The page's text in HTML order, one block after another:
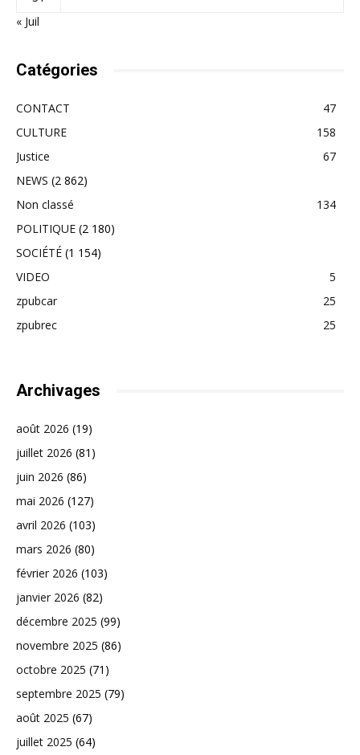
« Juil
Catégories
CONTACT
47
CULTURE
158
Justice
67
NEWS (2 862)
Non classé
134
POLITIQUE (2 180)
SOCIÉTÉ (1 154)
VIDEO
5
zpubcar
25
zpubrec
25
Archivages
août 2026 (19)
juillet 2026 (81)
juin 2026 (86)
mai 2026 (127)
avril 2026 (103)
mars 2026 (80)
février 2026 (103)
janvier 2026 (82)
décembre 2025 (99)
novembre 2025 (86)
octobre 2025 (71)
septembre 2025 (79)
août 2025 (67)
juillet 2025 (64)